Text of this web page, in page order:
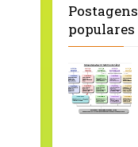
Postagens
populares